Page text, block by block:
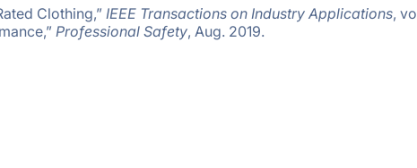
Clothing,” IEEE Transactions on Industry Applications,
Professional Safety, Aug. 2019.